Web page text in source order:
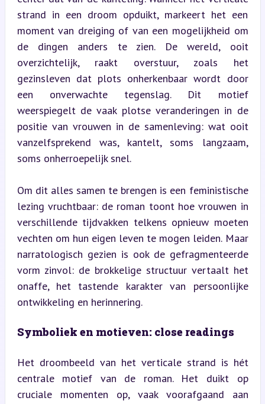
strand in een droom opduikt, markeert het een
moment van dreiging of van een mogelijkheid om
de dingen anders te zien. De wereld, ooit
overzichtelijk, raakt overstuur, zoals het
gezinsleven dat plots onherkenbaar wordt door
een onverwachte tegenslag. Dit motief
weerspiegelt de vaak plotse veranderingen in de
positie van vrouwen in de samenleving: wat ooit
vanzelfsprekend was, kantelt, soms langzaam,
soms onherroepelijk snel.
Om dit alles samen te brengen is een feministische
lezing vruchtbaar: de roman toont hoe vrouwen in
verschillende tijdvakken telkens opnieuw moeten
vechten om hun eigen leven te mogen leiden. Maar
narratologisch gezien is ook de gefragmenteerde
vorm zinvol: de brokkelige structuur vertaalt het
onaffe, het tastende karakter van persoonlijke
ontwikkeling en herinnering.
Symboliek en motieven: close readings
Het droombeeld van het verticale strand is hét
centrale motief van de roman. Het duikt op
cruciale momenten op, vaak voorafgaand aan